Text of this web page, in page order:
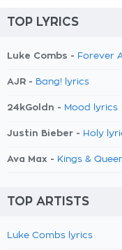
TOP LYRICS
Luke Combs - Forever
AJR - Bang! lyrics
24kGoldn - Mood lyrics
Justin Bieber - Holy
Ava Max - Kings &
TOP ARTISTS
Luke Combs lyrics